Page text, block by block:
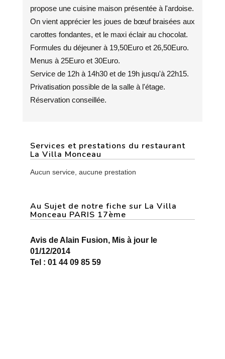
propose une cuisine maison présentée à l'ardoise.
On vient apprécier les joues de bœuf braisées aux
carottes fondantes, et le maxi éclair au chocolat.
Formules du déjeuner à 19,50Euro et 26,50Euro.
Menus à 25Euro et 30Euro.
Service de 12h à 14h30 et de 19h jusqu'à 22h15.
Privatisation possible de la salle à l'étage.
Réservation conseillée.
Services et prestations du restaurant
La Villa Monceau
Aucun service, aucune prestation
Au Sujet de notre fiche sur La Villa
Monceau PARIS 17ème
Avis de Alain Fusion, Mis à jour le
01/12/2014
Tel : 01 44 09 85 59